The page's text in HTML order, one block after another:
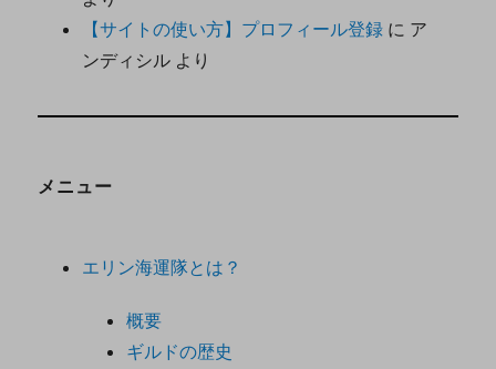
【サイトの使い方】プロフィール登録 に ア
ンディシル より
メニュー
エリン海運隊とは？
概要
ギルドの歴史